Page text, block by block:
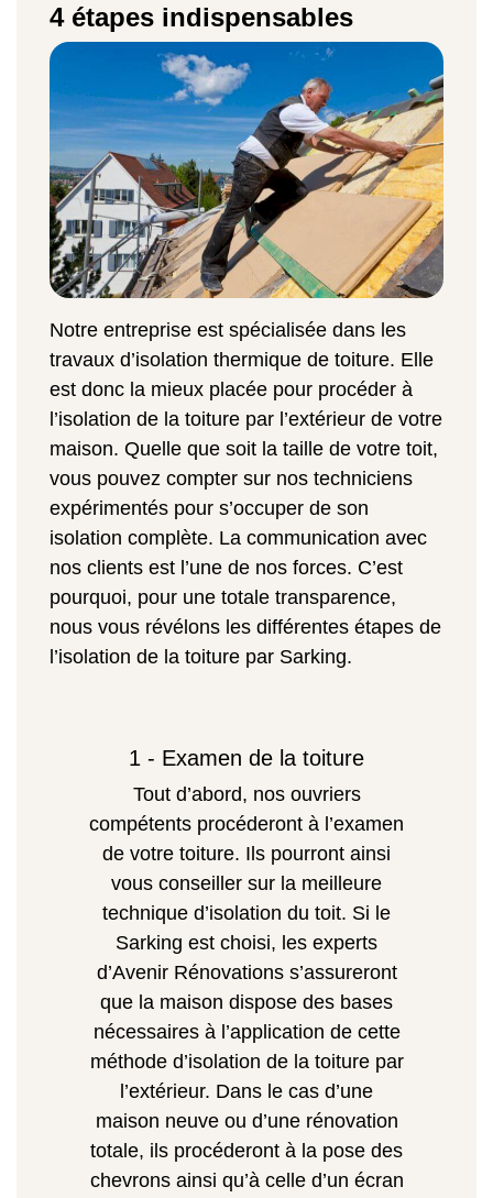
4 étapes indispensables
Notre entreprise est spécialisée dans les
travaux d’isolation thermique de toiture. Elle
est donc la mieux placée pour procéder à
l’isolation de la toiture par l’extérieur de votre
maison. Quelle que soit la taille de votre toit,
vous pouvez compter sur nos techniciens
expérimentés pour s’occuper de son
isolation complète. La communication avec
nos clients est l’une de nos forces. C’est
pourquoi, pour une totale transparence,
nous vous révélons les différentes étapes de
l’isolation de la toiture par Sarking.
1 - Examen de la toiture
Tout d’abord, nos ouvriers
compétents procéderont à l’examen
de votre toiture. Ils pourront ainsi
vous conseiller sur la meilleure
technique d’isolation du toit. Si le
Sarking est choisi, les experts
d’Avenir Rénovations s’assureront
que la maison dispose des bases
nécessaires à l’application de cette
méthode d’isolation de la toiture par
l’extérieur. Dans le cas d’une
maison neuve ou d’une rénovation
totale, ils procéderont à la pose des
chevrons ainsi qu’à celle d’un écran